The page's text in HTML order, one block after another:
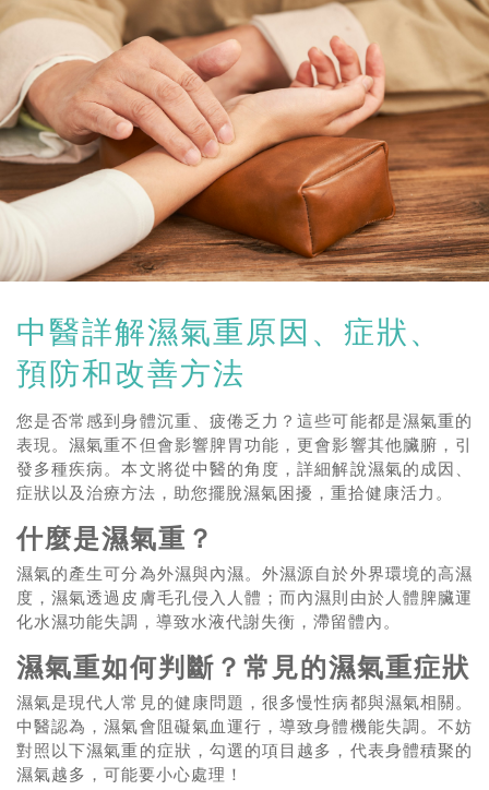
中醫詳解濕氣重原因、症狀、
預防和改善方法
您是否常感到身體沉重、疲倦乏力？這些可能都是濕氣重的
表現。濕氣重不但會影響脾胃功能，更會影響其他臟腑，引
發多種疾病。本文將從中醫的角度，詳細解說濕氣的成因、
症狀以及治療方法，助您擺脫濕氣困擾，重拾健康活力。
什麼是濕氣重？
濕氣的產生可分為外濕與內濕。外濕源自於外界環境的高濕
度，濕氣透過皮膚毛孔侵入人體；而內濕則由於人體脾臟運
化水濕功能失調，導致水液代謝失衡，滯留體內。
濕氣重如何判斷？常見的濕氣重症狀
濕氣是現代人常見的健康問題，很多慢性病都與濕氣相關。
中醫認為，濕氣會阻礙氣血運行，導致身體機能失調。不妨
對照以下濕氣重的症狀，勾選的項目越多，代表身體積聚的
濕氣越多，可能要小心處理！